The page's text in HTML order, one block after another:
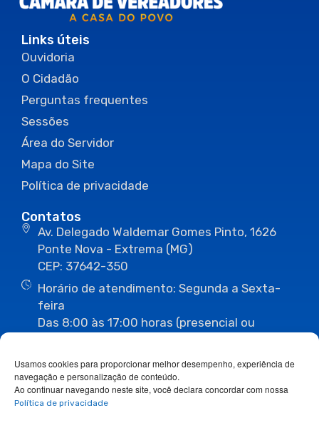
Usamos cookies para proporcionar melhor desempenho, experiência de
navegação e personalização de conteúdo.
Ao continuar navegando neste site, você declara concordar com nossa
Política de privacidade
Links úteis
Ouvidoria
O Cidadão
Perguntas frequentes
Sessões
Área do Servidor
Mapa do Site
Política de privacidade
Contatos
Av. Delegado Waldemar Gomes Pinto, 1626
Ponte Nova - Extrema (MG)
CEP: 37642-350
Horário de atendimento: Segunda a Sexta-
feira
Das 8:00 às 17:00 horas (presencial ou
(35) 3435-1112 (35) 3435-3063
ouvidoria@camaraextrema.mg.gov.br
imprensa@camaraextrema.mg.gov.br
Siga-nos: